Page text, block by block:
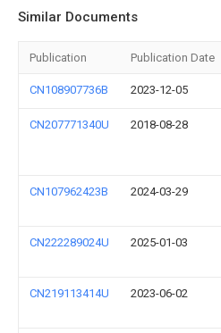
Similar Documents
Publication Publication Date
CN108907736B 2023-12-05
CN207771340U 2018-08-28
CN107962423B 2024-03-29
CN222289024U 2025-01-03
CN219113414U 2023-06-02